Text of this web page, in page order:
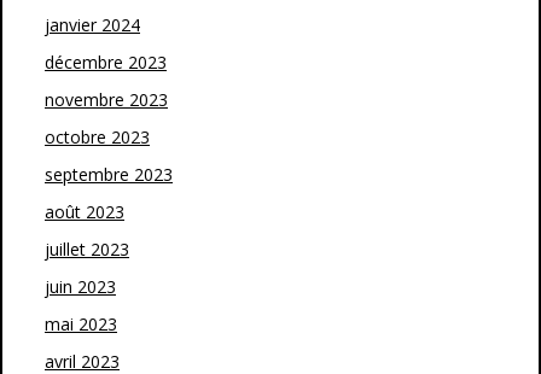
janvier 2024
décembre 2023
novembre 2023
octobre 2023
septembre 2023
août 2023
juillet 2023
juin 2023
mai 2023
avril 2023